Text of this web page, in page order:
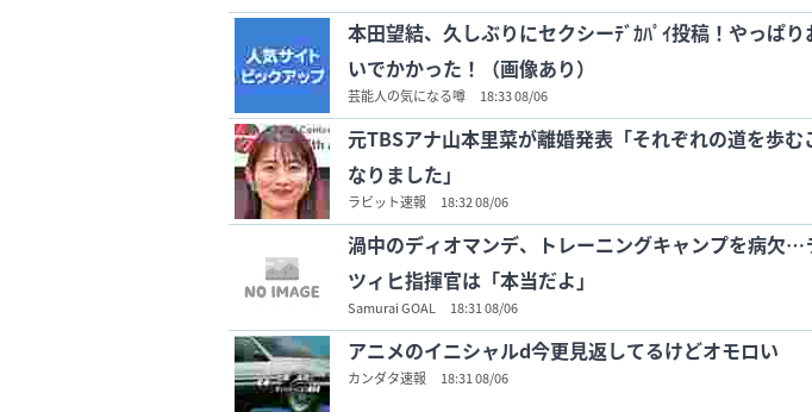
本田望結、久しぶりにセクシーﾃﾞｶﾊﾟｲ投稿！やっぱ
いでかかった！（画像あり）
芸能人の気になる噂 18:33 08/06
元TBSアナ山本里菜が離婚発表「それぞれの道を歩む
なりました」
ラビット速報 18:32 08/06
渦中のディオマンデ、トレーニングキャンプを病欠…
ツィヒ指揮官は「本当だよ」
Samurai GOAL 18:31 08/06
アニメのイニシャルd今更見返してるけどオモロい
カンダタ速報 18:31 08/06